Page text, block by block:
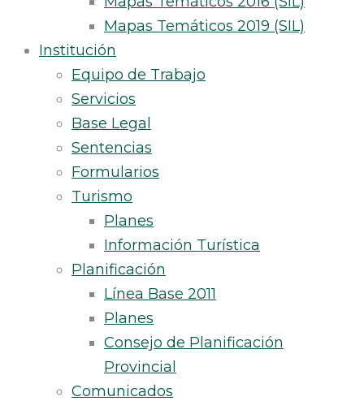
Mapas Temáticos 2019 (SIL)
Institución
Equipo de Trabajo
Servicios
Base Legal
Sentencias
Formularios
Turismo
Planes
Información Turística
Planificación
Línea Base 2011
Planes
Consejo de Planificación
Provincial
Comunicados